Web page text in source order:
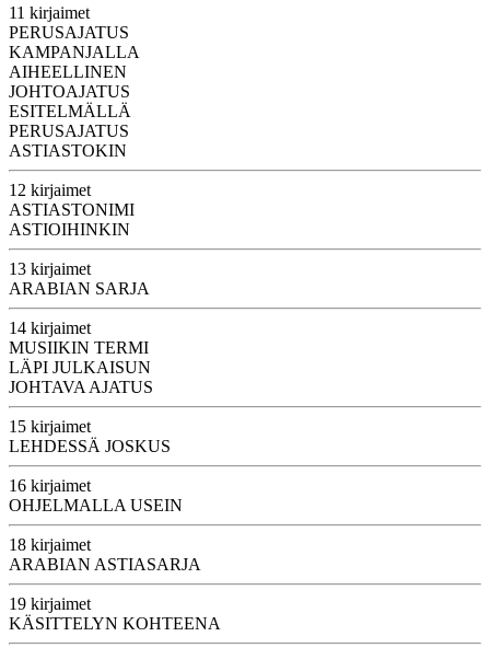
11 kirjaimet
PERUSAJATUS
KAMPANJALLA
AIHEELLINEN
JOHTOAJATUS
ESITELMÄLLÄ
PERUSAJATUS
ASTIASTOKIN
12 kirjaimet
ASTIASTONIMI
ASTIOIHINKIN
13 kirjaimet
ARABIAN SARJA
14 kirjaimet
MUSIIKIN TERMI
LÄPI JULKAISUN
JOHTAVA AJATUS
15 kirjaimet
LEHDESSÄ JOSKUS
16 kirjaimet
OHJELMALLA USEIN
18 kirjaimet
ARABIAN ASTIASARJA
19 kirjaimet
KÄSITTELYN KOHTEENA